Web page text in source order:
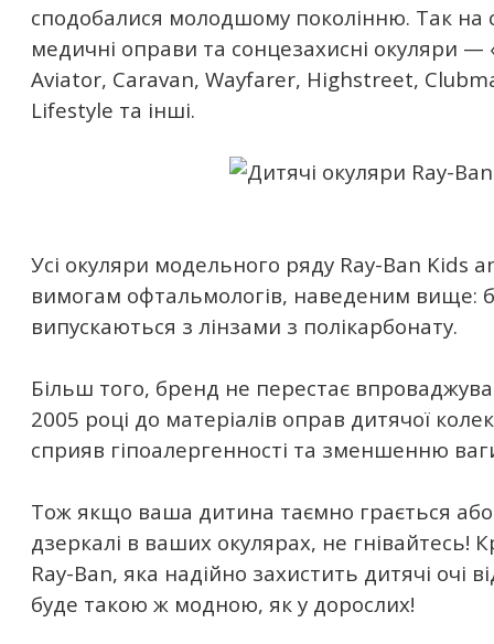
сподобалися молодшому поколінню. Так на
медичні оправи та сонцезахисні окуляри —
Aviator, Caravan, Wayfarer, Highstreet,
Lifestyle та інші.
Усі окуляри модельного ряду Ray-Ban Kids
вимогам офтальмологів, наведеним вище:
випускаються з лінзами з полікарбонату.
Більш того, бренд не перестає
2005 році до матеріалів оправ дитячої
сприяв гіпоалергенності та зменшенню
Тож якщо ваша дитина таємно грається
дзеркалі в ваших окулярах, не гнівайтесь!
Ray-Ban, яка надійно захистить дитячі очі
буде такою ж модною, як у дорослих!